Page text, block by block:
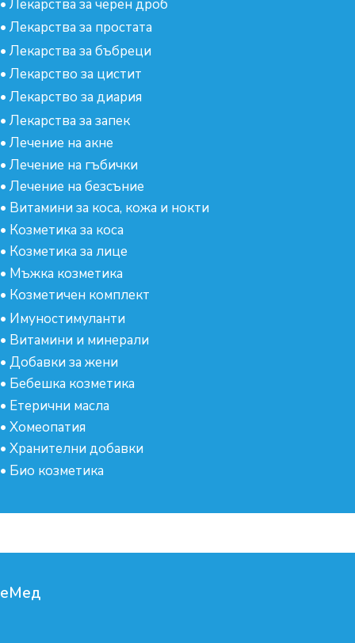
• Лекарства за черен дроб
• Лекарства за простата
• Лекарства за бъбреци
• Лекарство за цистит
• Лекарство за диария
• Лекарства за запек
• Лечение на акне
• Лечение на гъбички
• Лечение на безсъние
• Витамини за коса, кожа и нокти
• Козметика за коса
• Козметика за лице
• Мъжка козметика
• Козметичен комплект
• Имуностимуланти
• Витамини и минерали
• Добавки за жени
• Бебешка козметика
• Етерични масла
• Хомеопатия
• Хранителни добавки
• Био козметика
еМед